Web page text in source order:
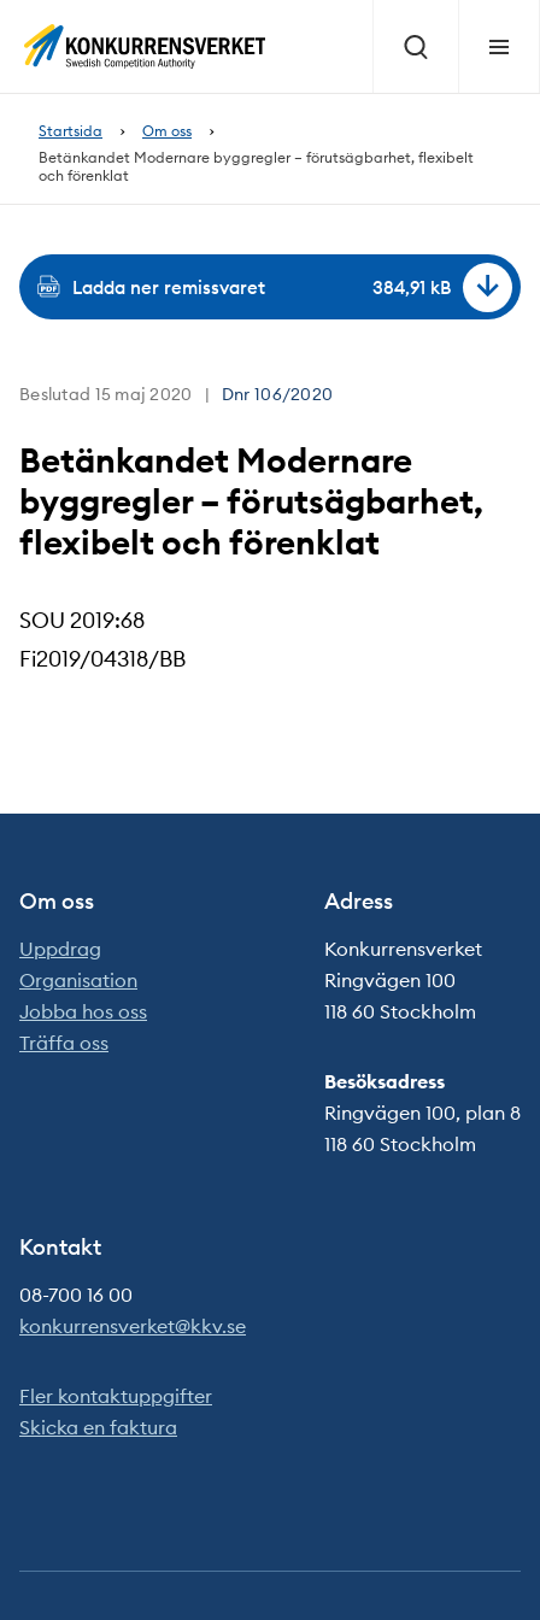
Sök Meny
Startsida
Om oss
Betänkandet Modernare byggregler – förutsägbarhet, flexibelt
och förenklat
Beslutad 15 maj 2020 Dnr 106/2020
Betänkandet Modernare
byggregler – förutsägbarhet,
flexibelt och förenklat
SOU 2019:68
Fi2019/04318/BB
Ladda ner remissvaret 384,91 kB
Om oss
Uppdrag
Organisation
Jobba hos oss
Träffa oss
Adress
Konkurrensverket
Ringvägen 100
118 60 Stockholm
Besöksadress
Ringvägen 100, plan 8
118 60 Stockholm
Kontakt
08-700 16 00
konkurrensverket@kkv.se
Fler kontaktuppgifter
Skicka en faktura